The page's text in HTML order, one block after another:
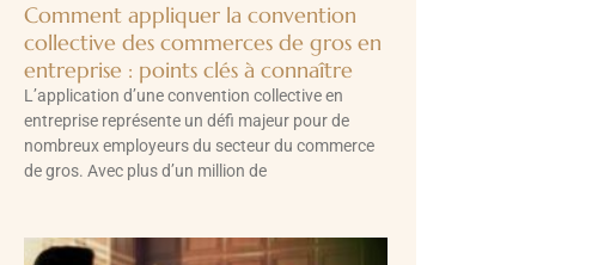
Comment appliquer la convention
collective des commerces de gros en
entreprise : points clés à connaître
L’application d’une convention collective en
entreprise représente un défi majeur pour de
nombreux employeurs du secteur du commerce
de gros. Avec plus d’un million de